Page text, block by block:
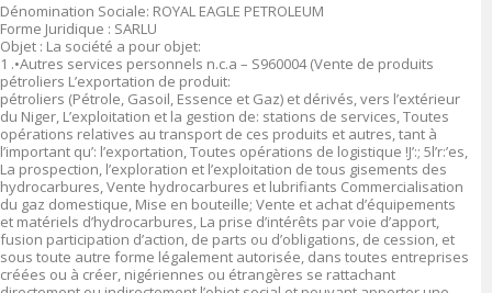
Dénomination Sociale: ROYAL EAGLE PETROLEUM
Forme Juridique : SARLU
Objet : La société a pour objet:
1 .•Autres services personnels n.c.a – S960004 (Vente de produits
pétroliers L’exportation de produit:
pétroliers (Pétrole, Gasoil, Essence et Gaz) et dérivés, vers l’extérieur
du Niger, L’exploitation et la gestion de: stations de services, Toutes
opérations relatives au transport de ces produits et autres, tant à
l’important qu’: l’exportation, Toutes opérations de logistique !J’:; 5l’r:’es,
La prospection, l’exploration et l’exploitation de tous gisements des
hydrocarbures, Vente hydrocarbures et lubrifiants Commercialisation
du gaz domestique, Mise en bouteille; Vente et achat d’équipements
et matériels d’hydrocarbures, La prise d’intérêts par voie d’apport,
fusion participation d’action, de parts ou d’obligations, de cession, et
sous toute autre forme légalement autorisée, dans toutes entreprises
créées ou à créer, nigériennes ou étrangères se rattachant